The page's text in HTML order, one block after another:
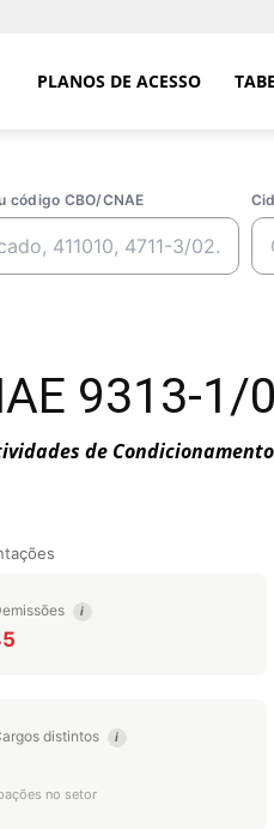
PLANOS DE ACESSO
código CBO/CNAE
9313-1/
de
i
distintos i
no setor